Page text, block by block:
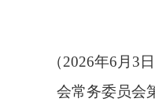
（2026年6 月 3
会常务委员会